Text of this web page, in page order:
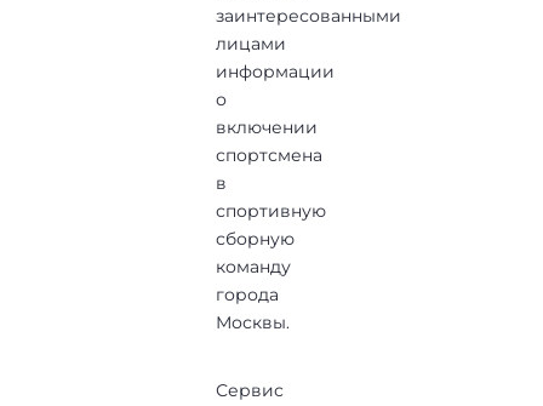
заинтересованными
лицами
информации
о
включении
спортсмена
в
спортивную
сборную
команду
города
Москвы.
Сервис